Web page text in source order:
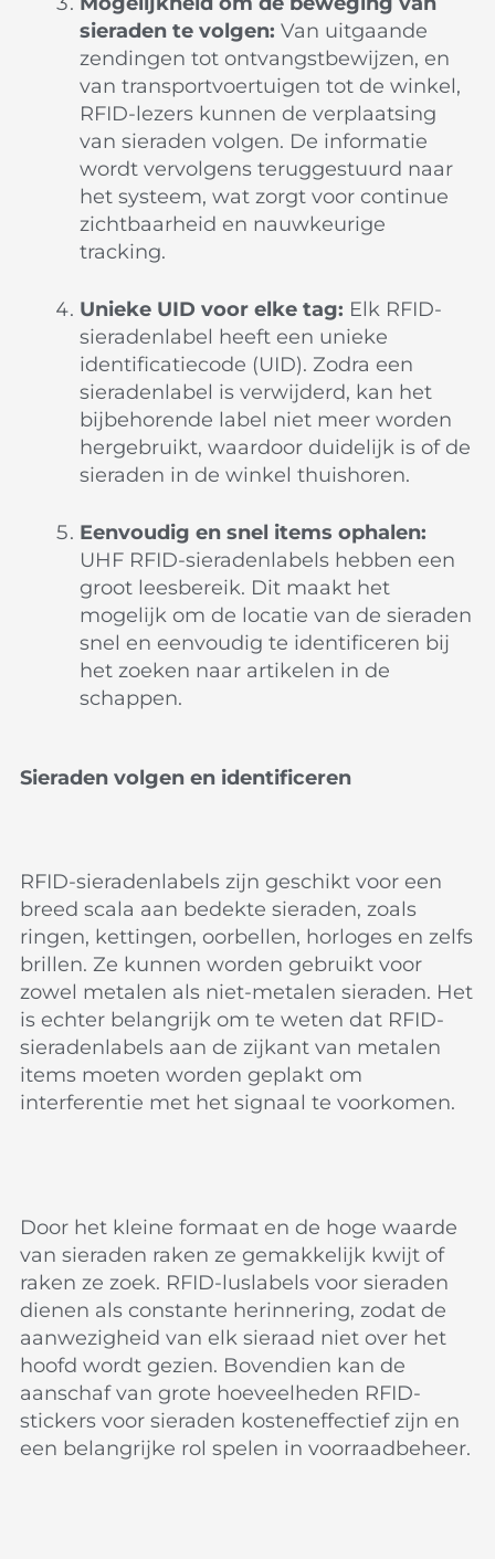
sieraden te volgen: Van uitgaande
zendingen tot ontvangstbewijzen, en
van transportvoertuigen tot de winkel,
RFID-lezers kunnen de verplaatsing
van sieraden volgen. De informatie
wordt vervolgens teruggestuurd naar
het systeem, wat zorgt voor continue
zichtbaarheid en nauwkeurige
tracking.
Unieke UID voor elke tag: Elk RFID-
sieradenlabel heeft een unieke
identificatiecode (UID). Zodra een
sieradenlabel is verwijderd, kan het
bijbehorende label niet meer worden
hergebruikt, waardoor duidelijk is of de
sieraden in de winkel thuishoren.
Eenvoudig en snel items ophalen:
UHF RFID-sieradenlabels hebben een
groot leesbereik. Dit maakt het
mogelijk om de locatie van de sieraden
snel en eenvoudig te identificeren bij
het zoeken naar artikelen in de
schappen.
Sieraden volgen en identificeren
RFID-sieradenlabels zijn geschikt voor een
breed scala aan bedekte sieraden, zoals
ringen, kettingen, oorbellen, horloges en zelfs
brillen. Ze kunnen worden gebruikt voor
zowel metalen als niet-metalen sieraden. Het
is echter belangrijk om te weten dat RFID-
sieradenlabels aan de zijkant van metalen
items moeten worden geplakt om
interferentie met het signaal te voorkomen.
Door het kleine formaat en de hoge waarde
van sieraden raken ze gemakkelijk kwijt of
raken ze zoek. RFID-luslabels voor sieraden
dienen als constante herinnering, zodat de
aanwezigheid van elk sieraad niet over het
hoofd wordt gezien. Bovendien kan de
aanschaf van grote hoeveelheden RFID-
stickers voor sieraden kosteneffectief zijn en
een belangrijke rol spelen in voorraadbeheer.